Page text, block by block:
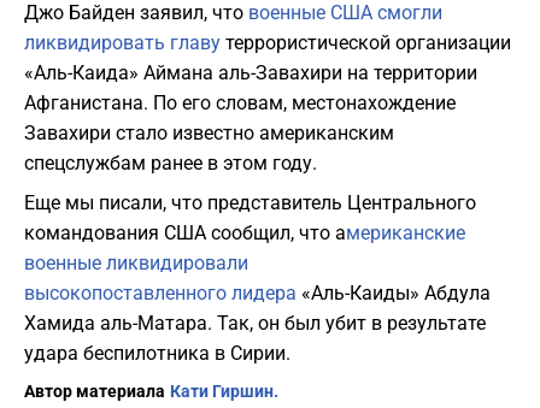
Джо Байден заявил, что военные США смогли
ликвидировать главу террористической организации
«Аль-Каида» Аймана аль-Завахири на территории
Афганистана. По его словам, местонахождение
Завахири стало известно американским
спецслужбам ранее в этом году.
Еще мы писали, что представитель Центрального
командования США сообщил, что американские
военные ликвидировали
высокопоставленного лидера «Аль-Каиды» Абдула
Хамида аль-Матара. Так, он был убит в результате
удара беспилотника в Сирии.
Автор материала Кати Гиршин.